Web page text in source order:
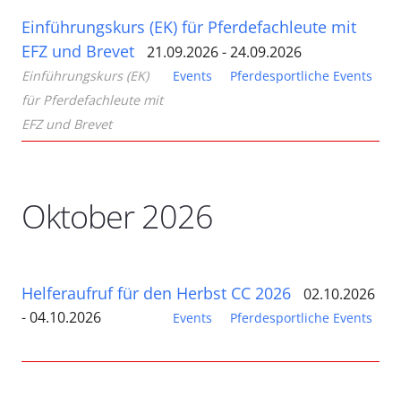
Einführungskurs (EK) für Pferdefachleute mit
EFZ und Brevet
21.09.2026 - 24.09.2026
Events Pferdesportliche Events
Einführungskurs (EK)
für Pferdefachleute mit
EFZ und Brevet
Oktober 2026
Helferaufruf für den Herbst CC 2026
02.10.2026
- 04.10.2026
Events Pferdesportliche Events